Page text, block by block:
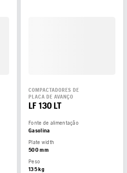
COMPACTADORES DE
PLACA DE AVANÇO
LF 130 LT
Fonte de alimentação
Gasolina
Plate width
500 mm
Peso
135 kg